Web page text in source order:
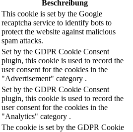
Beschreibung
This cookie is set by the Google
recaptcha service to identify bots to
protect the website against malicious
spam attacks.
Set by the GDPR Cookie Consent
plugin, this cookie is used to record the
user consent for the cookies in the
"Advertisement" category .
Set by the GDPR Cookie Consent
plugin, this cookie is used to record the
user consent for the cookies in the
"Analytics" category .
The cookie is set by the GDPR Cookie